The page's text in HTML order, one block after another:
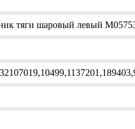
тяги шаровый левый